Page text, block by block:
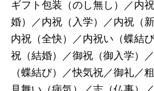
ギフト包装（のし無し）／内
婚）／内祝（入学）／内祝（
内祝（全快）／内祝い（蝶結
祝（結婚）／御祝（御入学）
（蝶結び）／快気祝／御礼／